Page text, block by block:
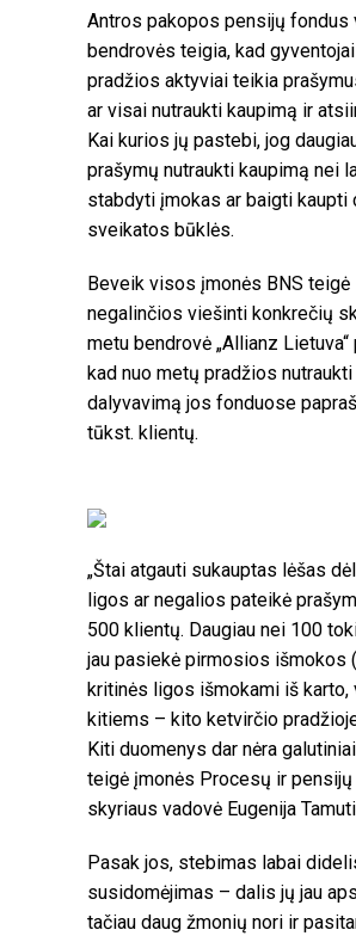
Antros pakopos pensijų fondus
bendrovės teigia, kad
pradžios aktyviai teikia
ar visai nutraukti kaupimą ir
Kai kurios jų pastebi, jog
prašymų nutraukti kaupimą nei
stabdyti įmokas ar baigti kaupti
sveikatos būklės.
Beveik visos įmonės BNS teigė
negalinčios viešinti konkrečių
metu bendrovė „Allianz Lietuva“
kad nuo metų pradžios nutraukti
dalyvavimą jos fonduose
tūkst. klientų.
„Štai atgauti sukauptas lėšas
ligos ar negalios pateikė
500 klientų. Daugiau nei 100
jau pasiekė pirmosios išmokos
kritinės ligos išmokami iš karto,
kitiems – kito ketvirčio
Kiti duomenys dar nėra
teigė įmonės Procesų ir
skyriaus vadovė Eugenija
Pasak jos, stebimas labai
susidomėjimas – dalis jų jau
tačiau daug žmonių nori ir